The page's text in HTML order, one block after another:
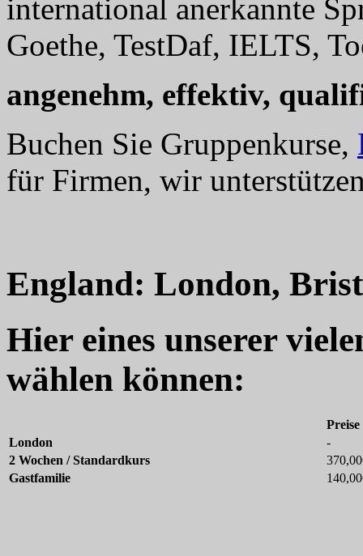
international anerkannte
Goethe, TestDaf, IELTS,
angenehm, effektiv,
Buchen Sie Gruppenkurse,
für Firmen, wir
England: London,
Hier eines unserer
wählen können:
Preise
London
-
2 Wochen / Standardkurs
Gastfamilie